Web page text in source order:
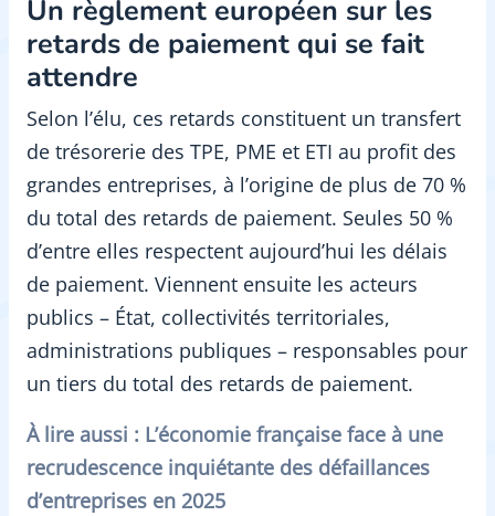
Un règlement européen sur les
retards de paiement qui se fait
attendre
Selon l’élu, ces retards constituent un transfert
de trésorerie des TPE, PME et ETI au profit des
grandes entreprises, à l’origine de plus de 70 %
du total des retards de paiement. Seules 50 %
d’entre elles respectent aujourd’hui les délais
de paiement. Viennent ensuite les acteurs
publics – État, collectivités territoriales,
administrations publiques – responsables pour
un tiers du total des retards de paiement.
À lire aussi : L’économie française face à une
recrudescence inquiétante des défaillances
d’entreprises en 2025